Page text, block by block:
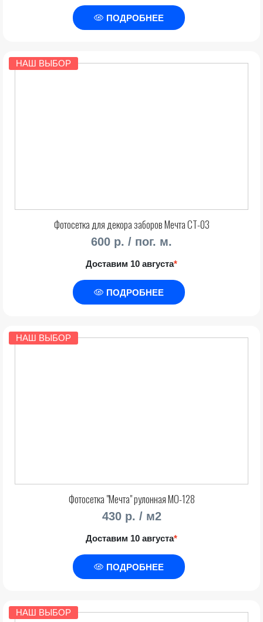
ПОДРОБНЕЕ
НАШ ВЫБОР
Фотосетка для декора заборов Мечта СТ-03
600 р. / пог. м.
Доставим 10 августа*
ПОДРОБНЕЕ
НАШ ВЫБОР
Фотосетка "Мечта" рулонная МО-128
430 р. / м2
Доставим 10 августа*
ПОДРОБНЕЕ
НАШ ВЫБОР